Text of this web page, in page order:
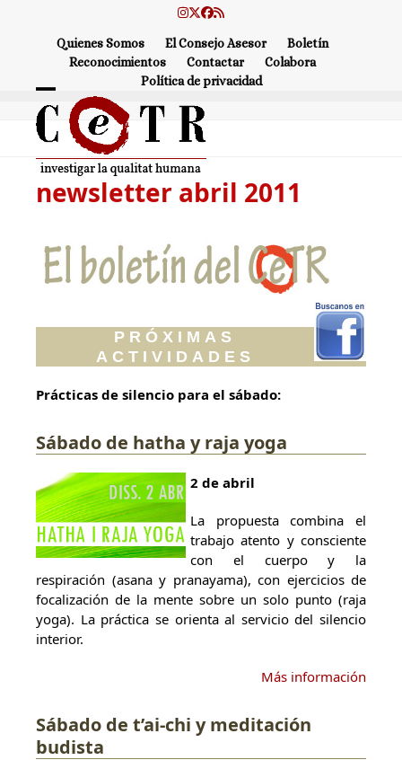
Instagram
Twitter
Facebook
RSS
Quienes Somos El Consejo Asesor
Boletín
Reconocimientos
Contactar
Colabora
Política de privacidad
Open
mobile
menu
Close
mobile
menu
newsletter abril 2011
PRÓXIMAS
ACTIVIDADES
Prácticas de silencio para el sábado:
Sábado de hatha y raja yoga
2 de abril
La propuesta combina el
trabajo atento y consciente
con el cuerpo y la
respiración (asana y pranayama), con ejercicios de
focalización de la mente sobre un solo punto (raja
yoga). La práctica se orienta al servicio del silencio
interior.
Más información
Sábado de t’ai-chi y meditación
budista